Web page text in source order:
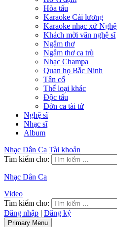
Hòa tấu
Karaoke Cải lương
Karaoke nhạc xứ Nghệ
Khách mời văn nghệ sĩ
Ngâm thơ
Ngâm thơ ca trù
Nhạc Champa
Quan họ Bắc Ninh
Tân cổ
Thể loại khác
Độc tấu
Đờn ca tài tử
Nghệ sĩ
Nhạc sĩ
Album
Nhạc Dân Ca Tài khoản
Tìm kiếm cho:
Nhạc Dân Ca
Video
Tìm kiếm cho:
Đăng nhập | Đăng ký
Primary Menu